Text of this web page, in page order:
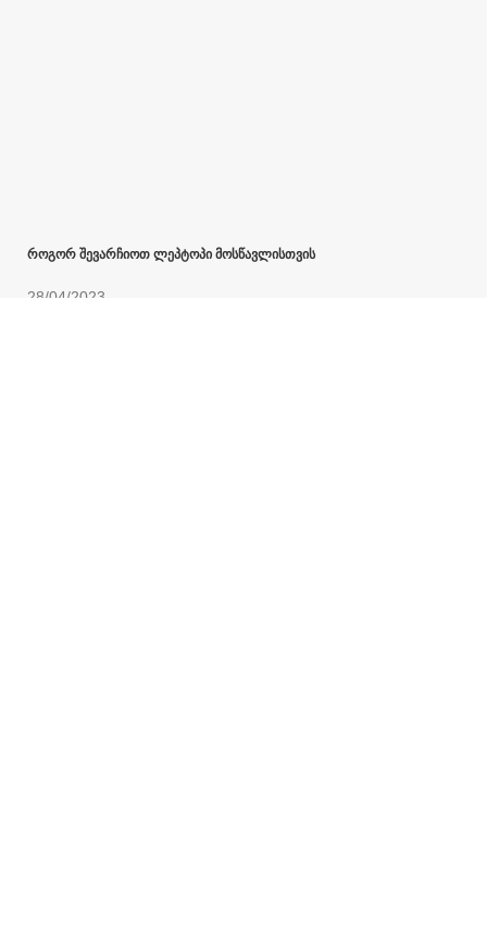
როგორ შევარჩიოთ ლეპტოპი მოსწავლისთვის
28/04/2023